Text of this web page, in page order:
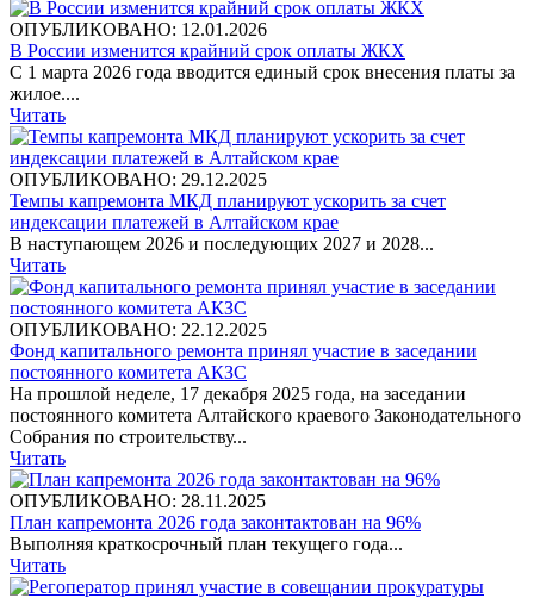
ОПУБЛИКОВАНО: 12.01.2026
В России изменится крайний срок оплаты ЖКХ
С 1 марта 2026 года вводится единый срок внесения платы за
жилое....
Читать
ОПУБЛИКОВАНО: 29.12.2025
Темпы капремонта МКД планируют ускорить за счет
индексации платежей в Алтайском крае
В наступающем 2026 и последующих 2027 и 2028...
Читать
ОПУБЛИКОВАНО: 22.12.2025
Фонд капитального ремонта принял участие в заседании
постоянного комитета АКЗС
На прошлой неделе, 17 декабря 2025 года, на заседании
постоянного комитета Алтайского краевого Законодательного
Собрания по строительству...
Читать
ОПУБЛИКОВАНО: 28.11.2025
План капремонта 2026 года законтактован на 96%
Выполняя краткосрочный план текущего года...
Читать